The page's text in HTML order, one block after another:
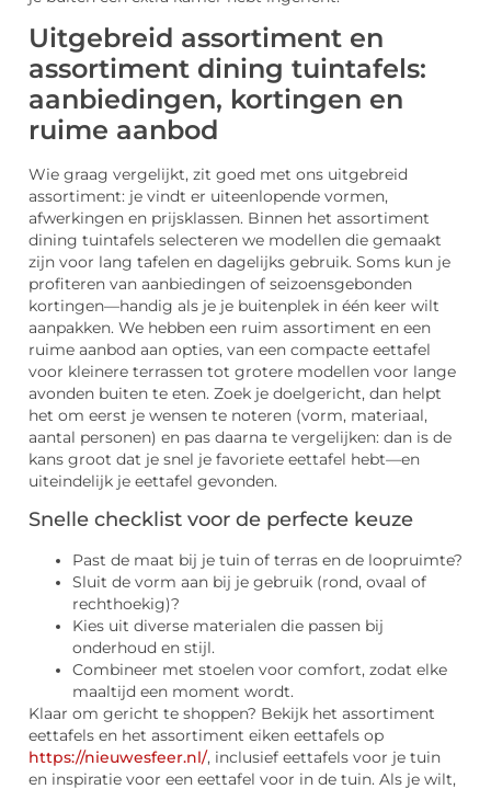
Uitgebreid assortiment en
assortiment dining tuintafels:
aanbiedingen, kortingen en
ruime aanbod
Wie graag vergelijkt, zit goed met ons uitgebreid
assortiment: je vindt er uiteenlopende vormen,
afwerkingen en prijsklassen. Binnen het assortiment
dining tuintafels selecteren we modellen die gemaakt
zijn voor lang tafelen en dagelijks gebruik. Soms kun je
profiteren van aanbiedingen of seizoensgebonden
kortingen—handig als je je buitenplek in één keer wilt
aanpakken. We hebben een ruim assortiment en een
ruime aanbod aan opties, van een compacte eettafel
voor kleinere terrassen tot grotere modellen voor lange
avonden buiten te eten. Zoek je doelgericht, dan helpt
het om eerst je wensen te noteren (vorm, materiaal,
aantal personen) en pas daarna te vergelijken: dan is de
kans groot dat je snel je favoriete eettafel hebt—en
uiteindelijk je eettafel gevonden.
Snelle checklist voor de perfecte keuze
Past de maat bij je tuin of terras en de loopruimte?
Sluit de vorm aan bij je gebruik (rond, ovaal of
rechthoekig)?
Kies uit diverse materialen die passen bij
onderhoud en stijl.
Combineer met stoelen voor comfort, zodat elke
maaltijd een moment wordt.
Klaar om gericht te shoppen? Bekijk het assortiment
eettafels en het assortiment eiken eettafels op
https://nieuwesfeer.nl/, inclusief eettafels voor je tuin
en inspiratie voor een eettafel voor in de tuin. Als je wilt,